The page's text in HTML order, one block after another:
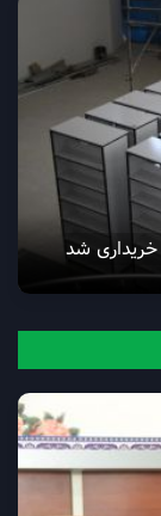
خریداری شد